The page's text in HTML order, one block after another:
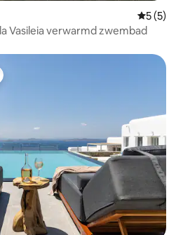
5 (5)
Vasileia verwarmd zwembad